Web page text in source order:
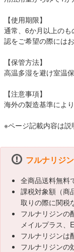
【使用期限】
通常、6か月以上の
認をご希望の際には
【保管方法】
高温多湿を避け室温
【注意事項】
海外の製造基準によ
※ページ記載内容は説
フルナリジ
全商品送料無料
課税対象額（商
取りの際に関税
フルナリジンの
メイルプラス、
フルナリジンは
フルナリジンの